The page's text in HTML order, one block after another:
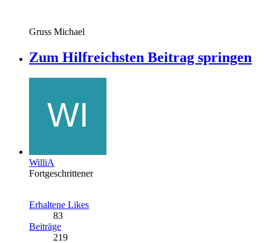
Gruss Michael
Zum Hilfreichsten Beitrag springen
WilliA
Fortgeschrittener
Erhaltene Likes
83
Beiträge
219